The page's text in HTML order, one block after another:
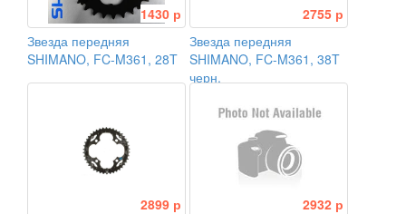
1430 р
Звезда передняя
SHIMANO, FC-M361, 28T
2755 р
Звезда передняя
SHIMANO, FC-M361, 38T
черн.
2899 р
2932 р